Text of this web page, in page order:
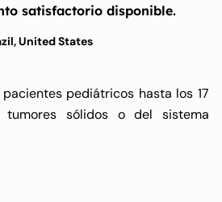
satisfactorio disponible.
United States
pediátricos hasta los 17
sólidos o del sistema